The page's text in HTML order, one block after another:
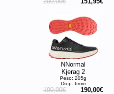
NNormal
Kjerag 2
Peso: 205g
Drop: 6mm
190,00€ 190,00€